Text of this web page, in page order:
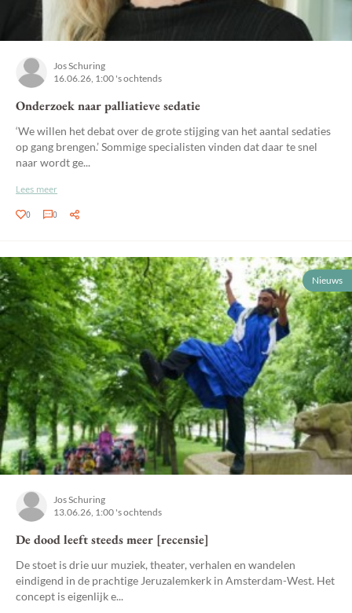
Jos Schuring
16.06.26, 1:00 's ochtends
Onderzoek naar palliatieve sedatie
‘We willen het debat over de grote stijging van het aantal sedaties
op gang brengen.’ Sommige specialisten vinden dat daar te snel
naar wordt ge...
Lees meer
0 0
Nieuws
Jos Schuring
13.06.26, 1:00 's ochtends
De dood leeft steeds meer [recensie]
De stoet is drie uur muziek, theater, verhalen en wandelen
eindigend in de prachtige Jeruzalemkerk in Amsterdam-West. Het
concept is eigenlijk e...